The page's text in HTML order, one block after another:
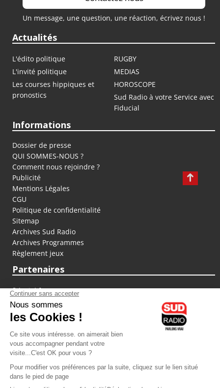
Un message, une question, une réaction, écrivez nous !
Actualités
L'édito politique
RUGBY
L'invité politique
MEDIAS
Les courses hippiques et
pronostics
HOROSCOPE
Sud Radio à votre Service avec
Fiducial
Informations
Dossier de presse
QUI SOMMES-NOUS ?
Comment nous rejoindre ?
Publicité
Mentions Légales
CGU
Politique de confidentialité
Sitemap
Archives Sud Radio
Archives Programmes
Règlement jeux
Partenaires
fiducial.fr
lyoncapitale.fr
olympique-et-lyonnais.com
L'application Iphone / Android
Téléchargez l'application
Les cookies